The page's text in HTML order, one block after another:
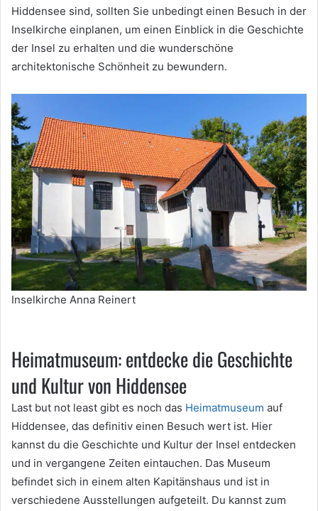
Hiddensee sind, sollten Sie unbedingt einen Besuch in der
Inselkirche einplanen, um einen Einblick in die Geschichte
der Insel zu erhalten und die wunderschöne
architektonische Schönheit zu bewundern.
Inselkirche Anna Reinert
Heimatmuseum: entdecke die Geschichte
und Kultur von Hiddensee
Last but not least gibt es noch das Heimatmuseum auf
Hiddensee, das definitiv einen Besuch wert ist. Hier
kannst du die Geschichte und Kultur der Insel entdecken
und in vergangene Zeiten eintauchen. Das Museum
befindet sich in einem alten Kapitänshaus und ist in
verschiedene Ausstellungen aufgeteilt. Du kannst zum